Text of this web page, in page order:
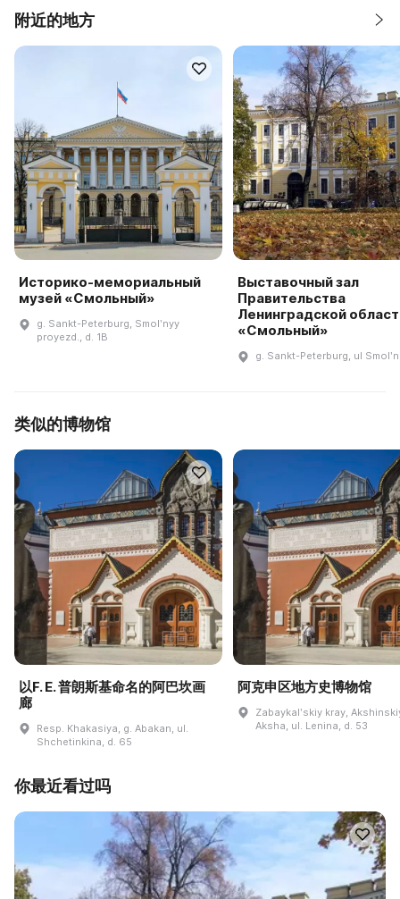
附近的地方
Историко-мемориальный
музей «Смольный»
g. Sankt-Peterburg, Smolʹnyy
proyezd., d. 1B
Выставочный зал
Правительства
Ленинградской
«Смольный»
g. Sankt-Peterburg, ul
类似的博物馆
以F. E. 普朗斯基命名的阿巴坎画
廊
Resp. Khakasiya, g. Abakan, ul.
Shchetinkina, d. 65
阿克申区地方史博物馆
Zabaykalʹskiy kray,
Aksha, ul. Lenina, d. 53
你最近看过吗